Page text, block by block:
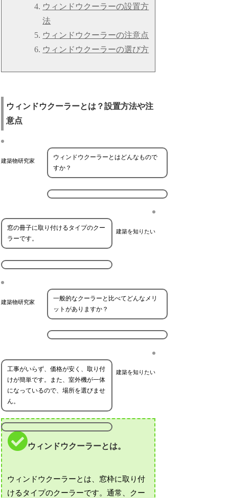
ウィンドウクーラーの設置方
法
ウィンドウクーラーの注意点
ウィンドウクーラーの選び方
ウィンドウクーラーとは？設置方法や注
意点
建築物研究家
ウィンドウクーラーとはどんなもので
すか？
建築を知りたい
窓の冊子に取り付けるタイプのクー
ラーです。
建築物研究家
一般的なクーラーと比べてどんなメリ
ットがありますか？
建築を知りたい
工事がいらず、価格が安く、取り付
けが簡単です。また、室外機が一体
になっているので、場所を選びませ
ん。
ウィンドウクーラーとは。
ウィンドウクーラーとは、窓枠に取り付
けるタイプのクーラーです。通常、クー